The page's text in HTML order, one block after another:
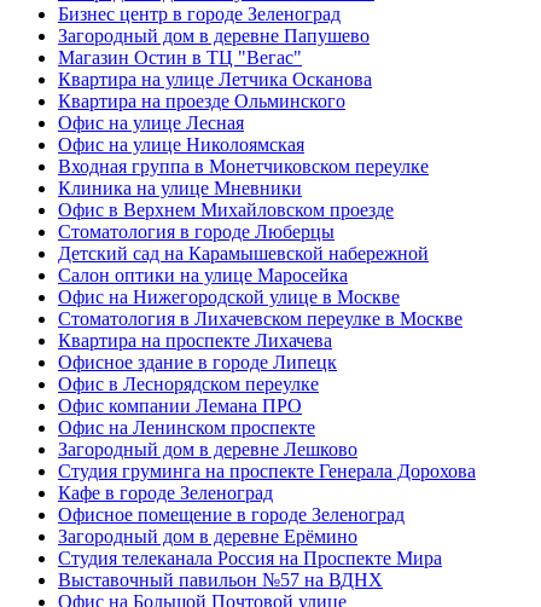
Бизнес центр в городе Зеленоград
Загородный дом в деревне Папушево
Магазин Остин в ТЦ "Вегас"
Квартира на улице Летчика Осканова
Квартира на проезде Ольминского
Офис на улице Лесная
Офис на улице Николоямская
Входная группа в Монетчиковском переулке
Клиника на улице Мневники
Офис в Верхнем Михайловском проезде
Стоматология в городе Люберцы
Детский сад на Карамышевской набережной
Салон оптики на улице Маросейка
Офис на Нижегородской улице в Москве
Стоматология в Лихачевском переулке в Москве
Квартира на проспекте Лихачева
Офисное здание в городе Липецк
Офис в Леснорядском переулке
Офис компании Лемана ПРО
Офис на Ленинском проспекте
Загородный дом в деревне Лешково
Студия груминга на проспекте Генерала Дорохова
Кафе в городе Зеленоград
Офисное помещение в городе Зеленоград
Загородный дом в деревне Ерёмино
Студия телеканала Россия на Проспекте Мира
Выставочный павильон №57 на ВДНХ
Офис на Большой Почтовой улице